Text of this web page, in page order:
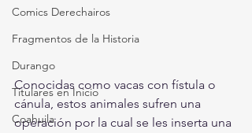
Comics Derechairos
Fragmentos de la Historia
Durango
Titulares en Inicio
Coahuila
Conocidas como vacas con fístula o
cánula, estos animales sufren una
operación por la cual se les inserta una